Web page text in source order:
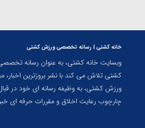
خانه کشتی | رسانه تخصصی ورزش کشتی
وبسایت خانه کشتی، به عنوان رسانه
کشتی تلاش می کند با نشر بروزترین اخبار،
ورزش کشتی، به وظیفه رسانه ای خود در
چارچوب رعایت اخلاق و مقررات حرفه ای